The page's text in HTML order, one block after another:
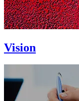
Vision